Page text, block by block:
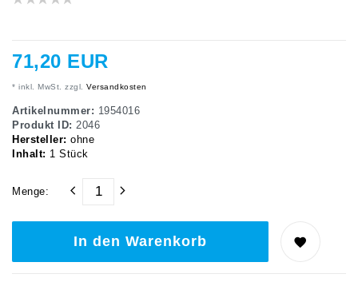
71,20 EUR
* inkl. MwSt. zzgl. Versandkosten
Artikelnummer: 1954016
Produkt ID: 2046
Hersteller: ohne
Inhalt: 1 Stück
Menge:
In den Warenkorb